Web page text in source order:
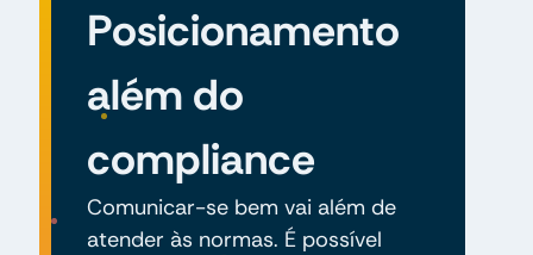
Posicionamento
além do
compliance
Comunicar-se bem vai além de
atender às normas. É possível